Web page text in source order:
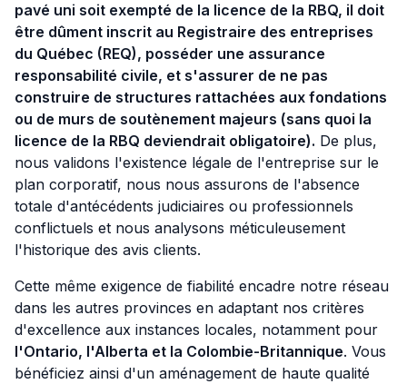
pavé uni soit exempté de la licence de la RBQ, il doit
être dûment inscrit au Registraire des entreprises
du Québec (REQ), posséder une assurance
responsabilité civile, et s'assurer de ne pas
construire de structures rattachées aux fondations
ou de murs de soutènement majeurs (sans quoi la
licence de la RBQ deviendrait obligatoire). De plus,
nous validons l'existence légale de l'entreprise sur le
plan corporatif, nous nous assurons de l'absence
totale d'antécédents judiciaires ou professionnels
conflictuels et nous analysons méticuleusement
l'historique des avis clients.
Cette même exigence de fiabilité encadre notre réseau
dans les autres provinces en adaptant nos critères
d'excellence aux instances locales, notamment pour
l'Ontario, l'Alberta et la Colombie-Britannique. Vous
bénéficiez ainsi d'un aménagement de haute qualité